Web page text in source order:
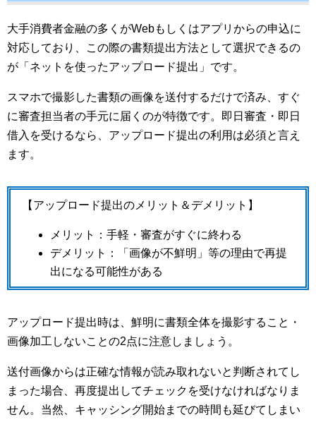
大手消費者金融の多くがWebもしくはアプリからの申込に
対応しており、この際の書類提出方法として選択できるの
が「ネットを使ったアップロード提出」です。
スマホで撮影した書類の画像を送付するだけで済み、すぐ
に審査担当者の手元に届くのが特徴です。即日審査・即日
借入を受けるなら、アップロード提出の利用は必須と言え
ます。
【アップロード提出のメリット＆デメリット】
メリット：手軽・審査がすぐに終わる
デメリット：「画像が不鮮明」等の理由で再提
出になる可能性がある
アップロード提出時は、鮮明に書類全体を撮影すること・
画像加工しないことの2点に注意しましょう。
送付画像からは正確な情報が読み取れないと判断されてし
まった場合、再度提出してチェックを受けなければなりま
せん。当然、キャッシング開始までの時間も延びてしまい